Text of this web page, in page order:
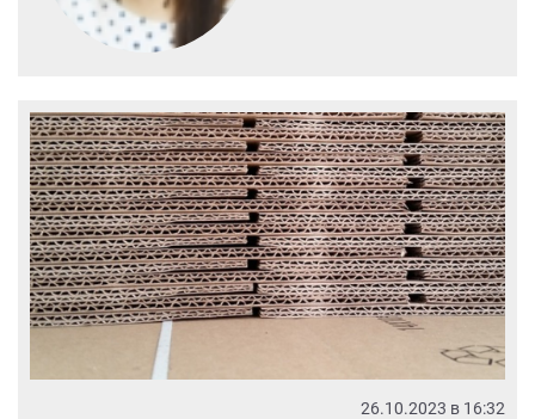
26.10.2023 в 16:32